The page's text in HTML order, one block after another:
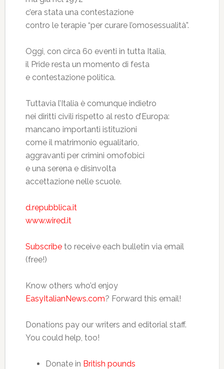
c’era stata una contestazione
contro le terapie “per curare l’omosessualità”.
Oggi, con circa 60 eventi in tutta Italia,
il Pride resta un momento di festa
e contestazione politica.
Tuttavia l’Italia è comunque indietro
nei diritti civili rispetto al resto d’Europa:
mancano importanti istituzioni
come il matrimonio egualitario,
aggravanti per crimini omofobici
e una serena e disinvolta
accettazione nelle scuole.
d.repubblica.it
www.wired.it
Subscribeto receive each bulletin via email
(free!)
Know others who’d enjoy
EasyItalianNews.com? Forward this email!
Donations pay our writers and editorial staff.
You could help, too!
Donate in British pounds